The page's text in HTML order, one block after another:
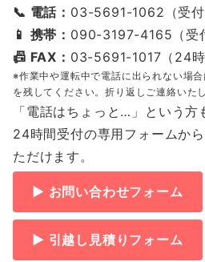
📞 電話： 03-5691-1062（受
📱 携帯： 090-3197-4165（受
📠 FAX： 03-5691-1017（24時
※作業中や運転中で電話に出られない場
を残してください。折り返しご連絡いた
「電話はちょっと…」という方
24時間受付の専用フォームか
ただけます。
▶ お問い合わせフォーム
▶ 引越し見積りフォーム